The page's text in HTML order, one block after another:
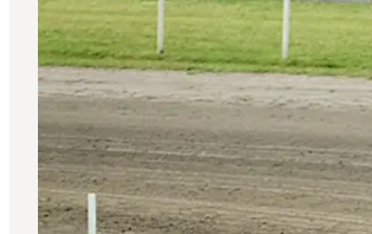
Erlebnisse
Unterkünfte
Reiseplanung